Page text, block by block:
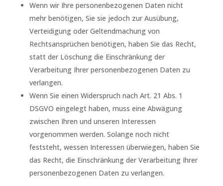
Wenn wir Ihre personenbezogenen Daten nicht
mehr benötigen, Sie sie jedoch zur Ausübung,
Verteidigung oder Geltendmachung von
Rechtsansprüchen benötigen, haben Sie das Recht,
statt der Löschung die Einschränkung der
Verarbeitung Ihrer personenbezogenen Daten zu
verlangen.
Wenn Sie einen Widerspruch nach Art. 21 Abs. 1
DSGVO eingelegt haben, muss eine Abwägung
zwischen Ihren und unseren Interessen
vorgenommen werden. Solange noch nicht
feststeht, wessen Interessen überwiegen, haben Sie
das Recht, die Einschränkung der Verarbeitung Ihrer
personenbezogenen Daten zu verlangen.